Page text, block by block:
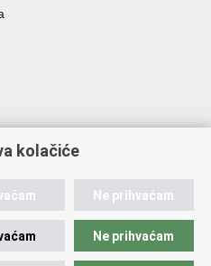
za Republiku Hrvatsku
kolačiće
Ne prihvaćam
Ne prihvaćam